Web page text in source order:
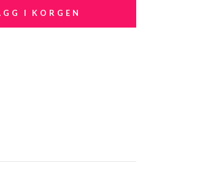
I KORGEN